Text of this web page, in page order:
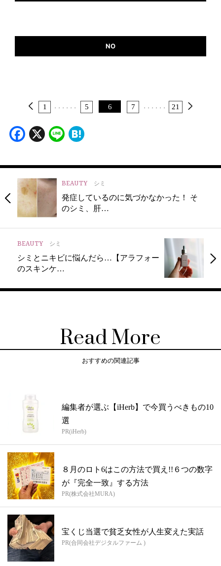
NO
1 ・・・ ・・・ 5 6 7 ・・・ ・・・ 21
Facebook
X Line
BEAUTY シミ
発症しているのに気づかなかった！ そ
のシミ、肝…
BEAUTY シミ
シミとニキビに悩んだら…【アラフォー
のスキンケ…
Read More
おすすめの関連記事
編集者が選ぶ【iHerb】で今買うべきもの10
選
PR(iHerb)
８月のロト6はこの方法で買え!!６つの数字
が『完全一致』する方法
PR(株式会社MURA)
宝くじ当選で貧乏女性が人生変えた実話
PR(合同会社デジタルファーム )